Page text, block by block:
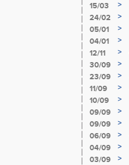
15/03
>
24/02
>
05/01
>
04/01
>
12/11
>
30/09
>
23/09
>
11/09
>
10/09
>
09/09
>
09/09
>
06/09
>
04/09
>
03/09
>